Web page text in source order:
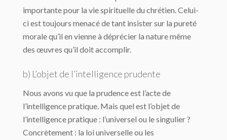
importante pour la vie spirituelle du chrétien. Celui-
ci est toujours menacé de tant insister sur la pureté
morale qu’il en vienne à déprécier la nature même
des œuvres qu’il doit accomplir.
b) L’objet de l’intelligence prudente
Nous avons vu que la prudence est l’acte de
l’intelligence pratique. Mais quel est l’objet de
l’intelligence pratique : l’universel ou le singulier ?
Concrètement : la loi universelle ou les